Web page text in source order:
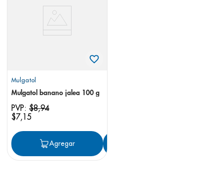
Mulgatol
Mulgatol banano jalea 100 g
PVP: $8,94
$7,15
Agregar